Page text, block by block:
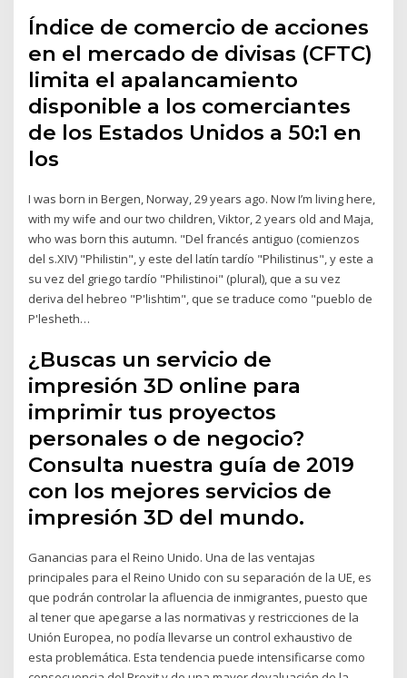
Índice de comercio de acciones
en el mercado de divisas (CFTC)
limita el apalancamiento
disponible a los comerciantes
de los Estados Unidos a 50:1 en
los
I was born in Bergen, Norway, 29 years ago. Now I’m living here,
with my wife and our two children, Viktor, 2 years old and Maja,
who was born this autumn. "Del francés antiguo (comienzos
del s.XIV) "Philistin", y este del latín tardío "Philistinus", y este a
su vez del griego tardío "Philistinoi" (plural), que a su vez
deriva del hebreo "P'lishtim", que se traduce como "pueblo de
P'lesheth…
¿Buscas un servicio de
impresión 3D online para
imprimir tus proyectos
personales o de negocio?
Consulta nuestra guía de 2019
con los mejores servicios de
impresión 3D del mundo.
Ganancias para el Reino Unido. Una de las ventajas
principales para el Reino Unido con su separación de la UE, es
que podrán controlar la afluencia de inmigrantes, puesto que
al tener que apegarse a las normativas y restricciones de la
Unión Europea, no podía llevarse un control exhaustivo de
esta problemática. Esta tendencia puede intensificarse como